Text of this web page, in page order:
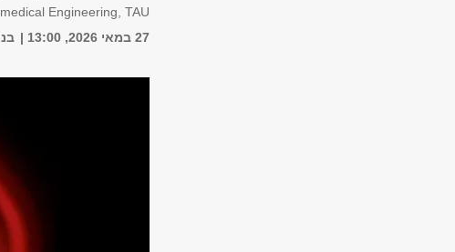
Engineering, TAU
27 במאי 2026, 13:00